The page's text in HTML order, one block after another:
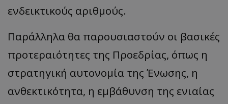
ενδεικτικούς αριθμούς.
Παράλληλα θα παρουσιαστούν οι βασικές
προτεραιότητες της Προεδρίας, όπως η
στρατηγική αυτονομία της Ένωσης, η
ανθεκτικότητα, η εμβάθυνση της ενιαίας